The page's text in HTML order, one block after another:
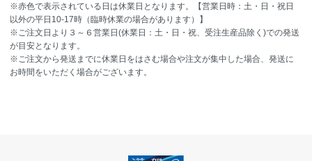
※赤色で表示されている日は休業日となります。【営業日時：土・日・祝日
以外の平日10-17時（臨時休業の場合があります）】
※ご注文日より３～６営業日(休業日：土・日・祝、受注生産品除く)での発送
が目安となります。
※ご注文から発送までに休業日をはさむ場合や注文が集中した場合、発送に
お時間をいただく場合がございます。